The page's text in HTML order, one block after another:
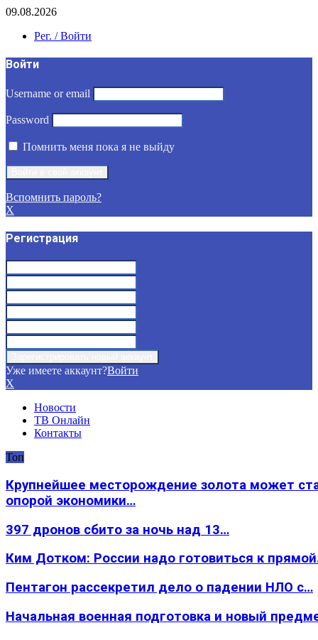
09.08.2026
Рег. / Войти
Войти
Username or email
Password
Помнить меня пока я не выйду
Вспомнить пароль?
X
Регистрация
Уже имеете аккаунт?Войти
X
Новости
ТВ Онлайн
Контакты
Топ
Крупнейшее месторождение золота может
опорой экономики…
397 дронов сбито за ночь над 13…
Ким Дотком: России надо готовиться к
Пентагон рассекретил дело о падении НЛО с…
Начальная военная подготовка и новый